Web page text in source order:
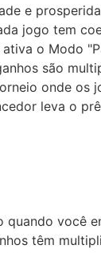
e
jogo tem
ativa o Modo
são
onde os
leva o
quando você
têm